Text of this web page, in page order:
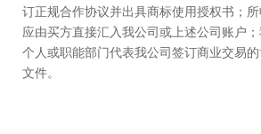
订正规合作协议并出具商标使用授权书；
应由买方直接汇入我公司或上述公司账户
个人或职能部门代表我公司签订商业交易
文件。